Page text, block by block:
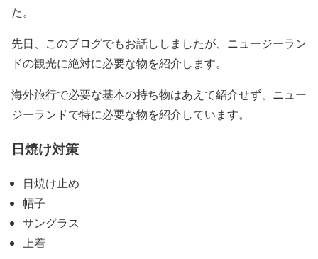
た。
先日、このブログでもお話ししましたが、ニュージーラン
ドの観光に絶対に必要な物を紹介します。
海外旅行で必要な基本の持ち物はあえて紹介せず、ニュー
ジーランドで特に必要な物を紹介しています。
日焼け対策
日焼け止め
帽子
サングラス
上着